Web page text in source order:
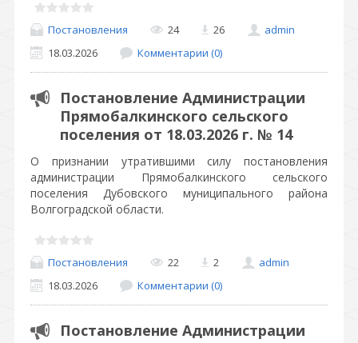
Постановления 24 26
admin
18.03.2026
Комментарии (0)
Постановление Администрации
Прямобалкинского сельского
поселения от 18.03.2026 г. № 14
О признании утратившими силу постановления
администрации Прямобалкинского сельского
поселения Дубовского муниципального района
Волгоградской области.
Постановления 22 2
admin
18.03.2026
Комментарии (0)
Постановление Администрации